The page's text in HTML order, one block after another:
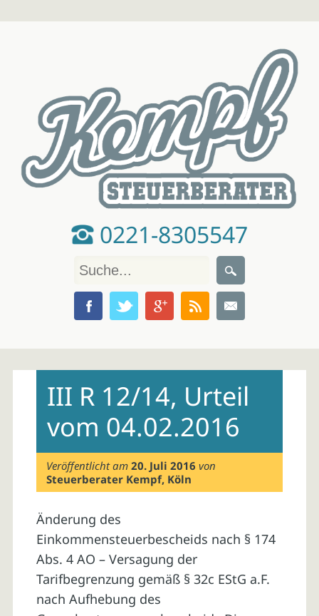
0221-8305547
contentIII R 12/14, Urteil
vom 04.02.2016
Veröffentlicht am20. Juli 2016 von
Steuerberater Kempf, Köln
Änderung des
Einkommensteuerbescheids nach § 174
Abs. 4 AO – Versagung der
Tarifbegrenzung gemäß § 32c EStG a.F.
nach Aufhebung des